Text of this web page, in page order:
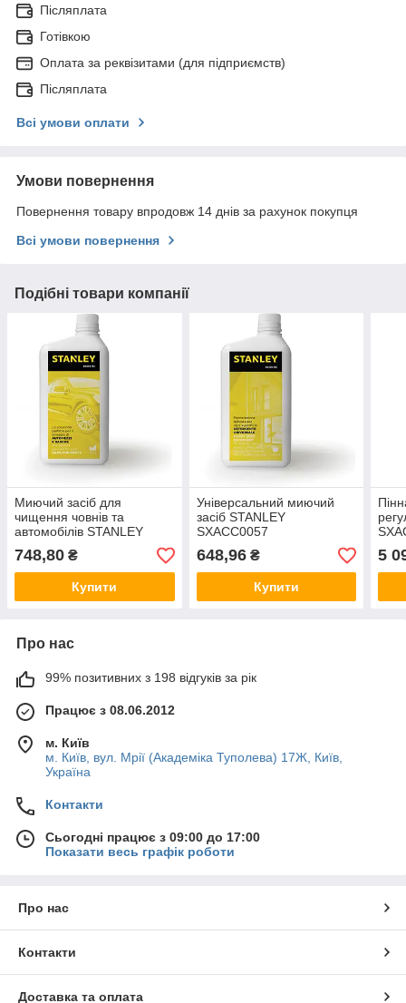
Післяплата
Готівкою
Оплата за реквізитами (для підприємств)
Післяплата
Всі умови оплати
Умови повернення
Повернення товару впродовж 14 днів за рахунок покупця
Всі умови повернення
Подібні товари компанії
Миючий засіб для
чищення човнів та
автомобілів STANLEY
SXACC0056
748,80 ₴
Купити
Універсальний миючий
засіб STANLEY
SXACC0057
648,96₴
Купити
5
Про нас
99% позитивних з 198 відгуків за рік
Працює з 08.06.2012
м. Київ
м. Київ, вул. Мрії (Академіка Туполева) 17Ж, Київ,
Україна
Контакти
Сьогодні працює з 09:00 до 17:00
Показати весь графік роботи
Про нас
Контакти
Доставка та оплата